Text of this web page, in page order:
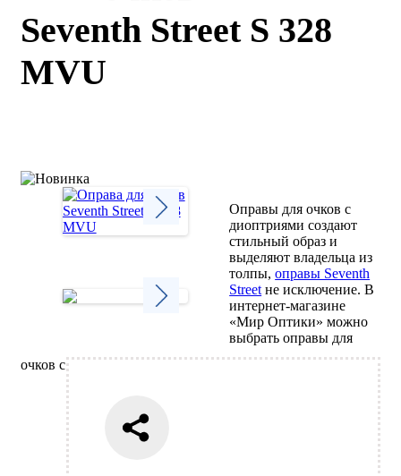
Seventh Street S 328
MVU
Оправы для очков с
диоптриями создают
стильный образ и
выделяют владельца из
толпы,оправы Seventh
Street не исключение. В
интернет-магазине
«Мир Оптики» можно
выбрать оправы для
очков с